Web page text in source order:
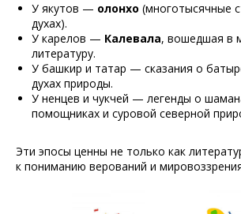
У якутов — олонхо (многотысячные
духах).
У карелов — Калевала, вошедшая в
литературу.
У башкир и татар — сказания о
духах природы.
У ненцев и чукчей — легенды о
помощниках и суровой северной
Эти эпосы ценны не только как
к пониманию верований и